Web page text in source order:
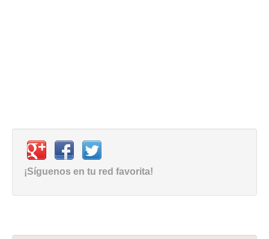
¡Síguenos en tu red favorita!